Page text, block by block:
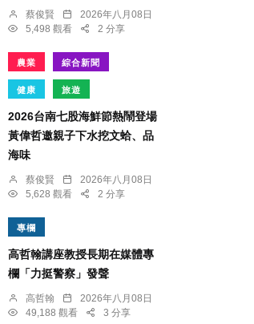
蔡俊賢
2026年八月08日
5,498 觀看
2 分享
農業 綜合新聞
健康 旅遊
2026台南七股海鮮節熱鬧登場
黃偉哲邀親子下水挖文蛤、品
海味
蔡俊賢
2026年八月08日
5,628 觀看
2 分享
專欄
高哲翰講座教授長期在媒體專
欄「力挺警察」發聲
高哲翰
2026年八月08日
49,188 觀看
3 分享